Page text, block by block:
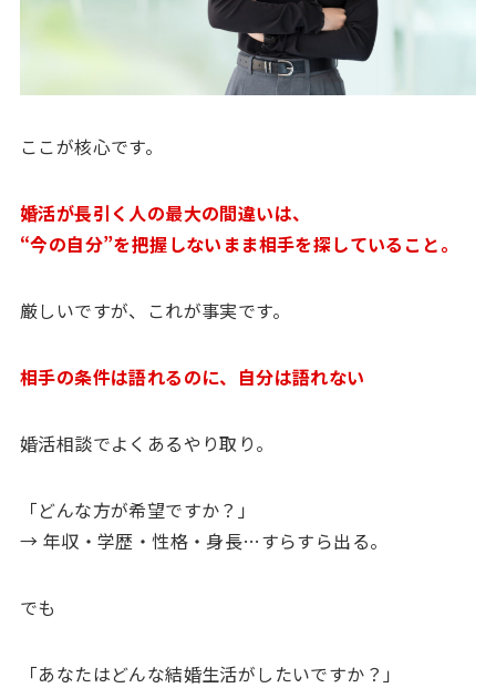
ここが核心です。
婚活が長引く人の最大の間違いは、
“今の自分”を把握しないまま相手を探していること。
厳しいですが、これが事実です。
相手の条件は語れるのに、自分は語れない
婚活相談でよくあるやり取り。
「どんな方が希望ですか？」
→ 年収・学歴・性格・身長…すらすら出る。
でも
「あなたはどんな結婚生活がしたいですか？」